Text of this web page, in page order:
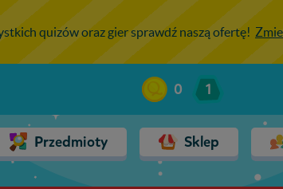
quizów oraz gier sprawdź naszą ofertę!
0 1
Przedmioty Sklep